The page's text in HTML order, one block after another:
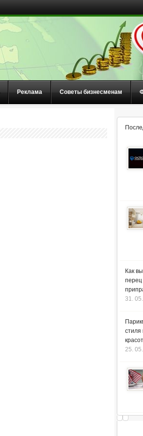
Реклама Советы бизнесменам
Как
31.
стиля
25.